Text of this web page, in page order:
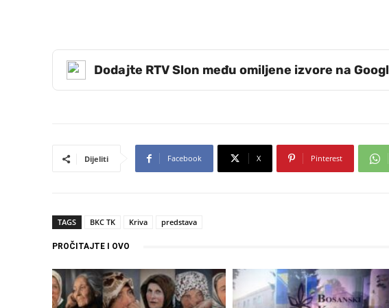
Dodajte RTV Slon među omiljene izvore na
Dijeliti Facebook X Pinterest
TAGS BKC TK Kriva predstava
PROČITAJTE I OVO